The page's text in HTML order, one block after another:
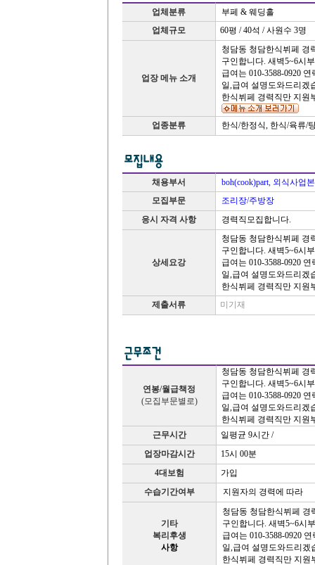
업체분류
부페 & 웨딩홀
업체규모
60평 / 40석 / 사원수 3명
업장 메뉴 소개
청담동 청담한식뷔페 경
구인합니다. 새벽5~6시
급여는 010-3588-0920
일,급여 설명도와드리겠
한식뷔페 경력직만 지원
업종분류 한식/한정식, 한식/육류/
채용부서
boh(cook)part, 외식사업
모집부문
조리장/주방장
응시 자격 사항
경력직모집합니다.
상세요강
청담동 청담한식뷔페 경
구인합니다. 새벽5~6시
급여는 010-3588-0920
일,급여 설명도와드리겠
한식뷔페 경력직만 지원
제출서류
미기재
연봉/월급책정
(모집부문별로)
청담동 청담한식뷔페 경
구인합니다. 새벽5~6시
급여는 010-3588-0920
일,급여 설명도와드리겠
한식뷔페 경력직만 지원
근무시간
일평균 9시간 /
업장마감시간
15시 00분
4대보험
가입
수습기간여부
지원자의 경력에 따라
기타
복리후생
사항
청담동 청담한식뷔페 경
구인합니다. 새벽5~6시
급여는 010-3588-0920
일,급여 설명도와드리겠
한식뷔페 경력직만 지원